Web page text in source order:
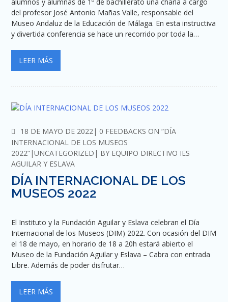
del profesor José Antonio Mañas Valle, responsable del
Museo Andaluz de la Educación de Málaga. En esta instructiva
y divertida conferencia se hace un recorrido por toda la…
LEER MÁS
18 DE MAYO DE 2022 COMMENTS
0 FEEDBACKS ON “DÍA
INTERNACIONAL DE LOS MUSEOS
2022” UNCATEGORIZED BY EQUIPO DIRECTIVO IES
AGUILAR Y ESLAVA
DÍA INTERNACIONAL DE LOS
MUSEOS 2022
El Instituto y la Fundación Aguilar y Eslava celebran el Día
Internacional de los Museos (DIM) 2022. Con ocasión del DIM
el 18 de mayo, en horario de 18 a 20h estará abierto el
Museo de la Fundación Aguilar y Eslava – Cabra con entrada
Libre. Además de poder disfrutar…
LEER MÁS